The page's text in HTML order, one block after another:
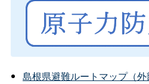
島根県避難ルートマップ（外